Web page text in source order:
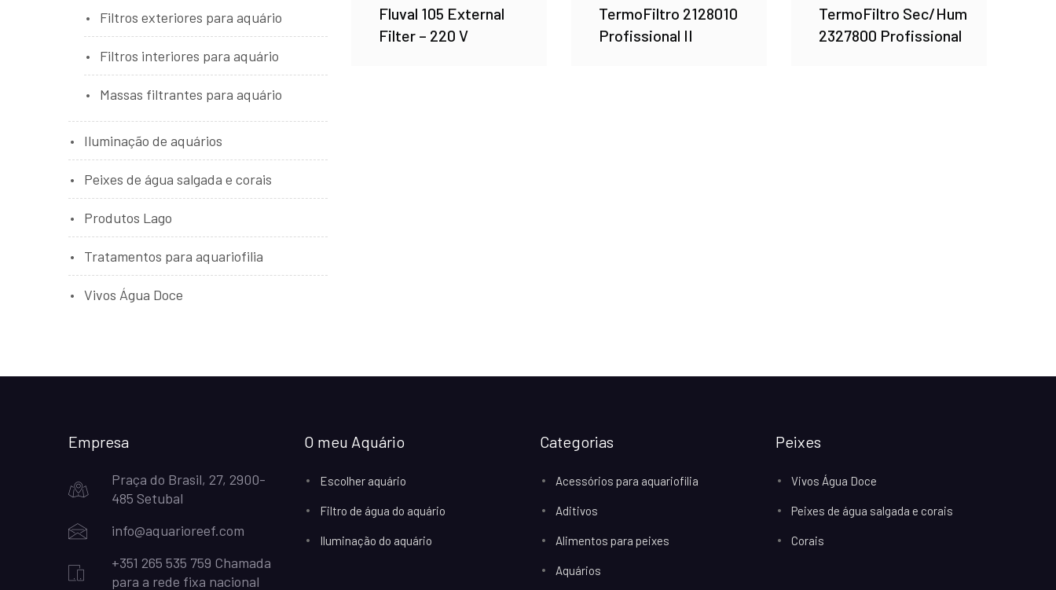
Fluval 105 External
Filter – 220 V
TermoFiltro 2128010
Profissional II
TermoFiltro Sec/Hum
2327800 Profissional
Filtros exteriores para aquário
Filtros interiores para aquário
Massas filtrantes para aquário
Iluminação de aquários
Peixes de água salgada e corais
Produtos Lago
Tratamentos para aquariofilia
Vivos Água Doce
Empresa
Praça do Brasil, 27, 2900-
485 Setubal
info@aquarioreef.com
+351 265 535 759 Chamada
para a rede fixa nacional
O meu Aquário
Escolher aquário
Filtro de água do aquário
Iluminação do aquário
Categorias
Acessórios para aquariofilia
Aditivos
Alimentos para peixes
Aquários
Peixes
Vivos Água Doce
Peixes de água salgada e corais
Corais